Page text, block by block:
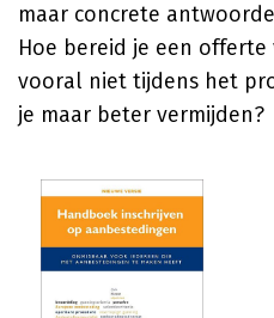
maar concrete
Hoe bereid je een
vooral niet tijdens het
je maar beter vermijden?